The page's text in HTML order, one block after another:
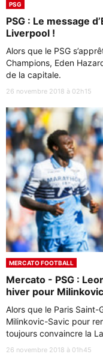
PSG
PSG : Le message
Liverpool !
Alors que le PSG
Champions, Eden
de la capitale.
26 novembre 2018 à 02h15
MERCATO FOOTBALL
Mercato - PSG :
hiver pour
Alors que le Paris Saint-
Milinkovic-Savic pour
toujours convaincre la
26 novembre 2018 à 01h45